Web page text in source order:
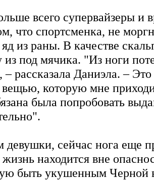
всего супервайзеры и
что спортсменка, не
из раны. В качестве
из под мячика. "Из ноги
– рассказала Даниэла. –
которую мне
была попробовать
девушки, сейчас нога еще
жизнь находится вне
быть укушенным Черной